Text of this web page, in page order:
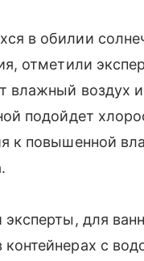
в обилии
отметили
влажный воздух
подойдет
к повышенной
эксперты, для
с